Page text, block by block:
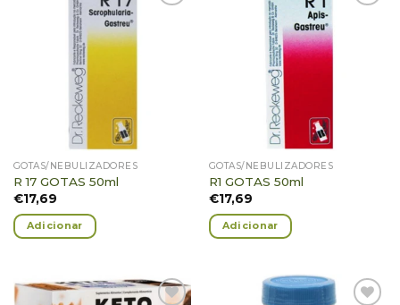
Adicionar
Favoritos
GOTAS/NEBULIZADORES
R 17 GOTAS 50ml
€17,69
Adicionar
Adicionar
Favoritos
GOTAS/NEBULIZADORES
R1 GOTAS 50ml
€17,69
Adicionar